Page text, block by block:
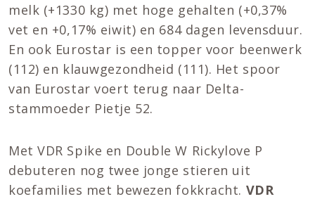
melk (+1330 kg) met hoge gehalten (+0,37%
vet en +0,17% eiwit) en 684 dagen levensduur.
En ook Eurostar is een topper voor beenwerk
(112) en klauwgezondheid (111). Het spoor
van Eurostar voert terug naar Delta-
stammoeder Pietje 52.
Met VDR Spike en Double W Rickylove P
debuteren nog twee jonge stieren uit
koefamilies met bewezen fokkracht. VDR